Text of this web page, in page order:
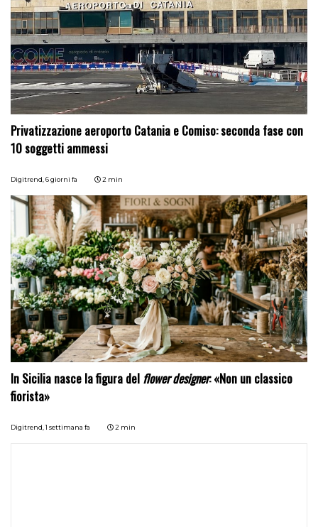
Privatizzazione aeroporto Catania e Comiso: seconda fase con
10 soggetti ammessi
Digitrend,6 giorni fa 2 min
In Sicilia nasce la figura del flower designer: «Non un classico
fiorista»
Digitrend,1 settimana fa 2 min